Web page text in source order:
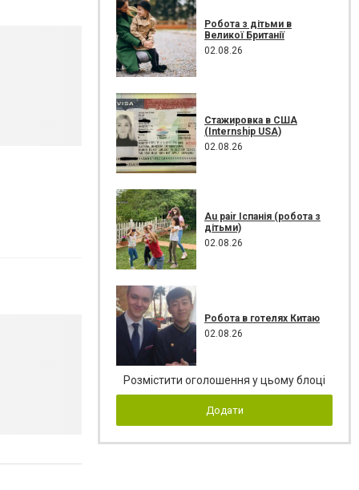
Робота з дітьми в
Великої Британії
02.08.26
Стажировка в США
(Internship USA)
02.08.26
Au pair Іспанія (робота з
дітьми)
02.08.26
Робота в готелях Китаю
02.08.26
Розмістити оголошення у цьому блоці
Додати